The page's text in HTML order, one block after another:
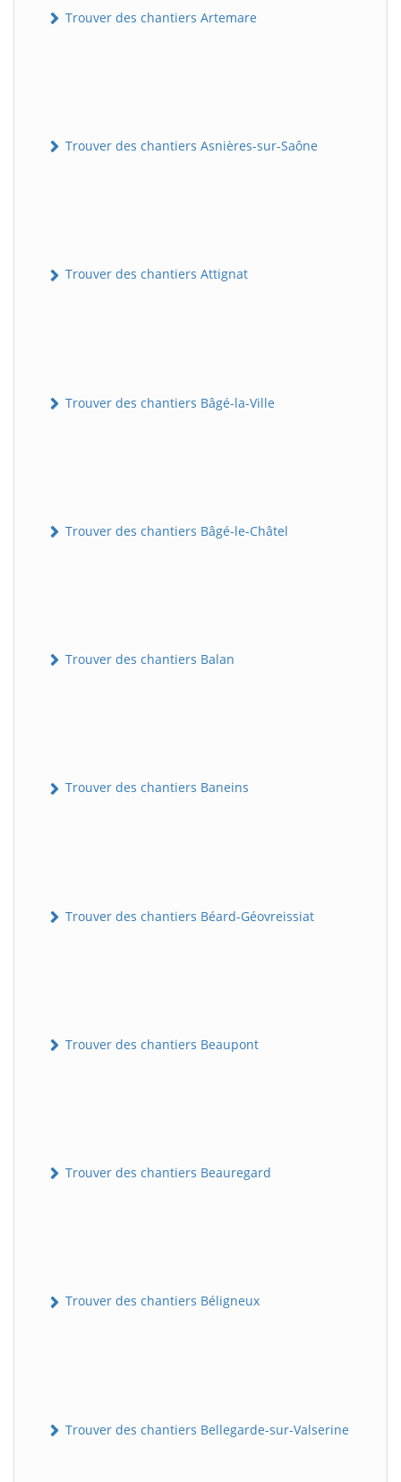
Trouver des chantiers Artemare
Trouver des chantiers Asnières-sur-Saône
Trouver des chantiers Attignat
Trouver des chantiers Bâgé-la-Ville
Trouver des chantiers Bâgé-le-Châtel
Trouver des chantiers Balan
Trouver des chantiers Baneins
Trouver des chantiers Béard-Géovreissiat
Trouver des chantiers Beaupont
Trouver des chantiers Beauregard
Trouver des chantiers Béligneux
Trouver des chantiers Bellegarde-sur-Valserine